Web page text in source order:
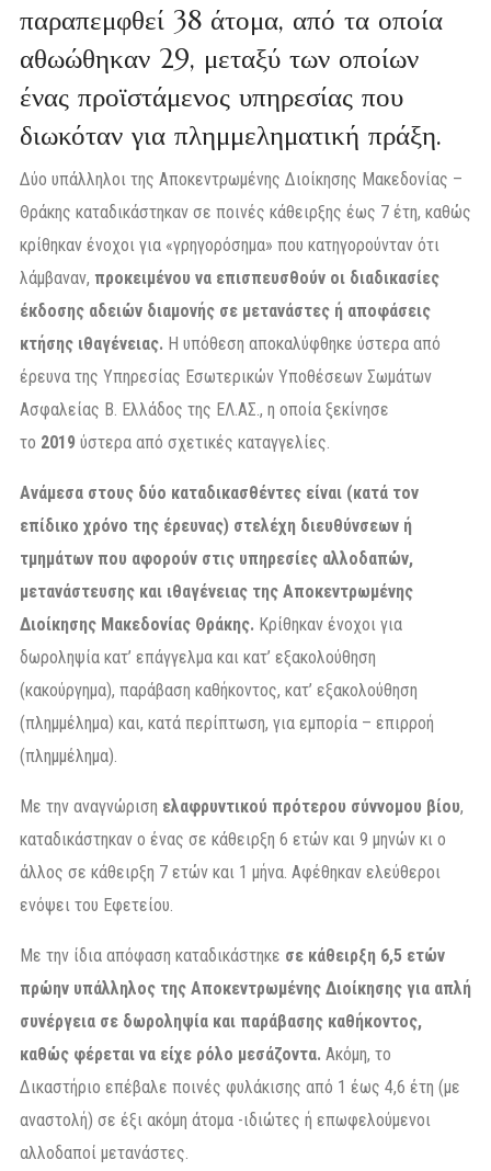
παραπεμφθεί 38 άτομα, από τα οποία
αθωώθηκαν 29, μεταξύ των οποίων
ένας προϊστάμενος υπηρεσίας που
διωκόταν για πλημμεληματική πράξη.
Δύο υπάλληλοι της Αποκεντρωμένης Διοίκησης Μακεδονίας –
Θράκης καταδικάστηκαν σε ποινές κάθειρξης έως 7 έτη, καθώς
κρίθηκαν ένοχοι για «γρηγορόσημα» που κατηγορούνταν ότι
λάμβαναν, προκειμένου να επισπευσθούν οι διαδικασίες
έκδοσης αδειών διαμονής σε μετανάστες ή αποφάσεις
κτήσης ιθαγένειας. Η υπόθεση αποκαλύφθηκε ύστερα από
έρευνα της Υπηρεσίας Εσωτερικών Υποθέσεων Σωμάτων
Ασφαλείας Β. Ελλάδος της ΕΛ.ΑΣ., η οποία ξεκίνησε
το 2019 ύστερα από σχετικές καταγγελίες.
Ανάμεσα στους δύο καταδικασθέντες είναι (κατά τον
επίδικο χρόνο της έρευνας) στελέχη διευθύνσεων ή
τμημάτων που αφορούν στις υπηρεσίες αλλοδαπών,
μετανάστευσης και ιθαγένειας της Αποκεντρωμένης
Διοίκησης Μακεδονίας Θράκης. Κρίθηκαν ένοχοι για
δωροληψία κατ’ επάγγελμα και κατ’ εξακολούθηση
(κακούργημα), παράβαση καθήκοντος, κατ’ εξακολούθηση
(πλημμέλημα) και, κατά περίπτωση, για εμπορία – επιρροή
(πλημμέλημα).
Με την αναγνώριση ελαφρυντικού πρότερου σύννομου βίου,
καταδικάστηκαν ο ένας σε κάθειρξη 6 ετών και 9 μηνών κι ο
άλλος σε κάθειρξη 7 ετών και 1 μήνα. Αφέθηκαν ελεύθεροι
ενόψει του Εφετείου.
Με την ίδια απόφαση καταδικάστηκε σε κάθειρξη 6,5 ετών
πρώην υπάλληλος της Αποκεντρωμένης Διοίκησης για απλή
συνέργεια σε δωροληψία και παράβασης καθήκοντος,
καθώς φέρεται να είχε ρόλο μεσάζοντα. Ακόμη, το
Δικαστήριο επέβαλε ποινές φυλάκισης από 1 έως 4,6 έτη (με
αναστολή) σε έξι ακόμη άτομα -ιδιώτες ή επωφελούμενοι
αλλοδαποί μετανάστες.